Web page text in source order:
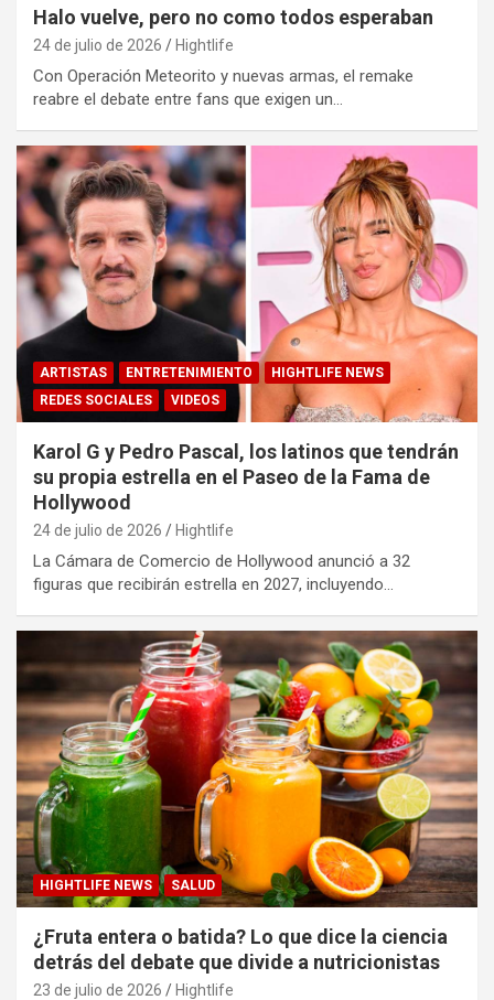
Halo vuelve, pero no como todos esperaban
24 de julio de 2026 Hightlife
Con Operación Meteorito y nuevas armas, el remake
reabre el debate entre fans que exigen un…
ARTISTAS ENTRETENIMIENTO
HIGHTLIFE NEWS
REDES SOCIALES
VIDEOS
Karol G y Pedro Pascal, los latinos que tendrán
su propia estrella en el Paseo de la Fama de
Hollywood
24 de julio de 2026 Hightlife
La Cámara de Comercio de Hollywood anunció a 32
figuras que recibirán estrella en 2027, incluyendo…
HIGHTLIFE NEWS SALUD
¿Fruta entera o batida? Lo que dice la ciencia
detrás del debate que divide a nutricionistas
23 de julio de 2026 Hightlife